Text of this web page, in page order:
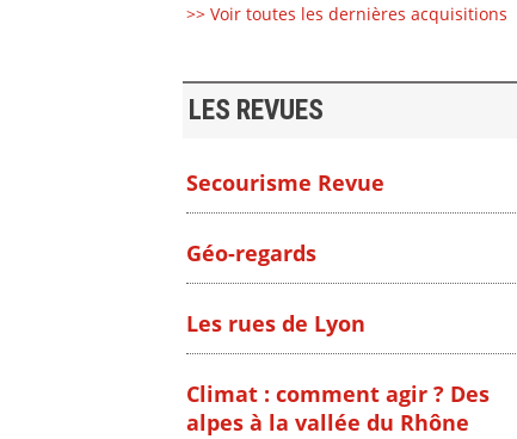
>> Voir toutes les dernières acquisitions
LES REVUES
Secourisme Revue
Géo-regards
Les rues de Lyon
Climat : comment agir ? Des
alpes à la vallée du Rhône